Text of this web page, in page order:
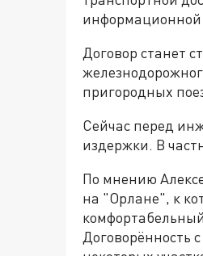
информационной
Договор станет
пригородных
Сейчас перед
издержки. В
По мнению
на "Орлане", к
Договорённость